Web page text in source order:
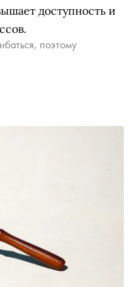
доступность и
поэтому